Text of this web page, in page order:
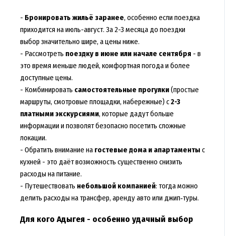
- Бронировать жильё заранее, особенно если поездка
приходится на июль-август. За 2-3 месяца до поездки
выбор значительно шире, а цены ниже.
- Рассмотреть поездку в июне или начале сентября - в
это время меньше людей, комфортная погода и более
доступные цены.
- Комбинировать самостоятельные прогулки(простые
маршруты, смотровые площадки, набережные) с2-3
платными экскурсиями, которые дадут больше
информации и позволят безопасно посетить сложные
локации.
- Обратить внимание на гостевые дома и апартаменты с
кухней - это даёт возможность существенно снизить
расходы на питание.
- Путешествовать небольшой компанией: тогда можно
делить расходы на трансфер, аренду авто или джип‑туры.
Для кого Адыгея - особенно удачный выбор